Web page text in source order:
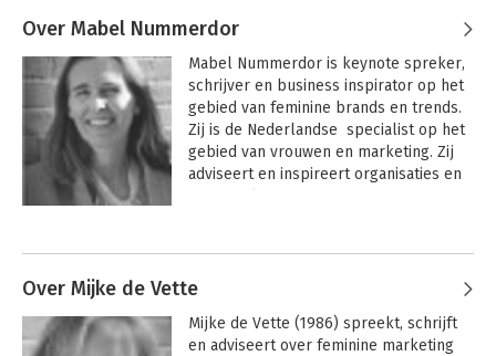
Over Mabel Nummerdor
Mabel Nummerdor is keynote spreker,
schrijver en business inspirator op het
gebied van feminine brands en trends.
Zij is de Nederlandse  specialist op het
gebied van vrouwen en marketing. Zij
adviseert en inspireert organisaties en
recensenten en het grote
Over Mijke de Vette
Mijke de Vette (1986) spreekt, schrijft
en adviseert over feminine marketing